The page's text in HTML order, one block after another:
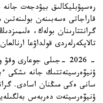
رەسپۋبليكالىق بيۋدجەت جانە
قاراجاتى ەسەبىنەن
گرانتتارىنان بولەك،
تالاپكەرلەردى قولداۋعا
- 2026 -جىلى جوعارى
ۋنيۆەرسيتەتتىك جانە ىشكى
سانى ەكى مىڭنان اسادى.
ۋنيۆەرسيتەت دەربەس